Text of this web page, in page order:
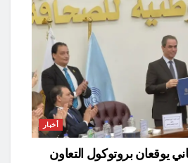
أخبار
يوقعان بروتوكول التعاون